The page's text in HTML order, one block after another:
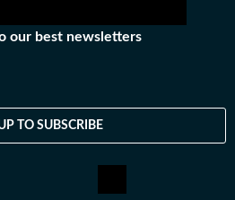
our best newsletters
TO SUBSCRIBE